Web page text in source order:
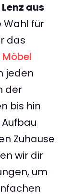
aus
Wahl für
das
Möbel
jeden
der
bis hin
Zuhause
wir dir
um